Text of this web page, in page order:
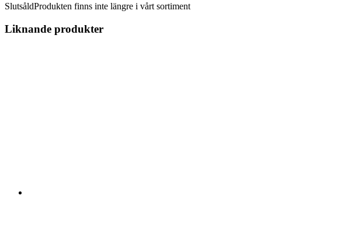
SlutsåldProdukten finns inte längre i vårt sortiment
Liknande produkter